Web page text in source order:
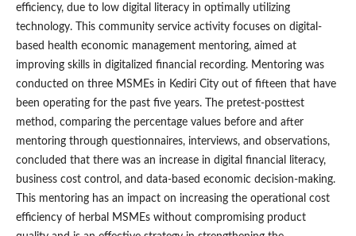
efficiency, due to low digital literacy in optimally utilizing
technology. This community service activity focuses on digital-
based health economic management mentoring, aimed at
improving skills in digitalized financial recording. Mentoring was
conducted on three MSMEs in Kediri City out of fifteen that have
been operating for the past five years. The pretest-posttest
method, comparing the percentage values ​​before and after
mentoring through questionnaires, interviews, and observations,
concluded that there was an increase in digital financial literacy,
business cost control, and data-based economic decision-making.
This mentoring has an impact on increasing the operational cost
efficiency of herbal MSMEs without compromising product